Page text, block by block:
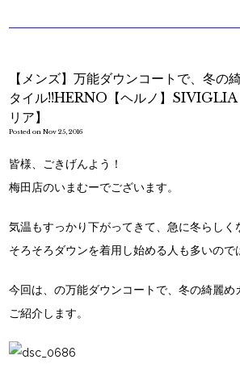
【メンズ】万能ダウンコートで、冬の
タイル!!HERNO【ヘルノ】SIVIGLIA
リア】
Posted on Nov 25, 2016
皆様、ごきげんよう！
梅田店のいまむーでございます。
気温もすっかり下がってきて、急に冬らしく
そろそろダウンを着用し始める人も多いので
今回は、の万能ダウンコートで、冬の綺麗め
ご紹介します。